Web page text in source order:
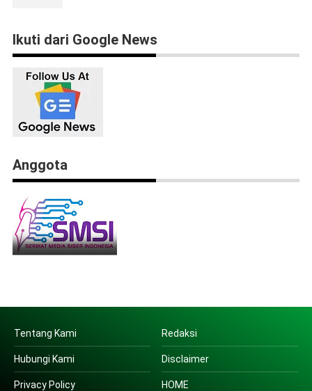
Ikuti dari Google News
Anggota
Tentang Kami Redaksi
Hubungi Kami Disclaimer
Privacy Policy HOME